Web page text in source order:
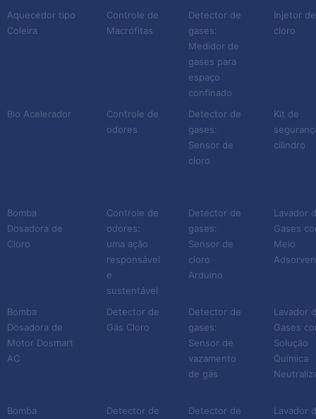
contaminantes dos gases. E
isso é feito com o auxílio
de outras substâncias, que
podem ser líquidas ou
sólidas. Além de reagentes
específicos de acordo com
o tipo de gás gerado pela
indústria específica.
lavagem de gases é de
extrema importância para
alguns setores industriais.
Primeiramente, por questão
prejudiciais, pois contêm
partículas extremamente
tóxicas para os seres
humanos.
Além de cancerígenas,
Aquecedor tipo
Coleira
Bio Acelerador
Bomba
Dosadora de
Cloro
Bomba
Dosadora de
Motor Dosmart
AC
Bomba
Controle de
Macrófitas
Controle de
odores
Controle de
odores:
uma ação
responsável
e
sustentável
Detector de
Gás Cloro
Detector de
Detector de
gases:
Medidor de
gases para
espaço
confinado
Detector de
gases:
Sensor de
cloro
Detector de
gases:
Sensor de
cloro
Arduino
Detector de
gases:
Sensor de
vazamento
de gás
Detector de
Injetor
cloro
Kit de
cilindro
Lavador
Gases
Meio
Lavador
Gases
Solução
Química
Lavador